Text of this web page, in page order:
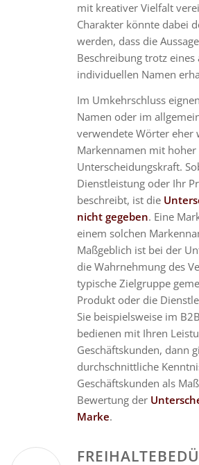
mit kreativer Vielfalt
Charakter könnte dabei
werden, dass die
Beschreibung trotz eines
individuellen Namen
Im Umkehrschluss
Namen oder im
verwendete Wörter eher
Markennamen mit hoher
Unterscheidungskraft.
Dienstleistung oder Ihr
beschreibt, ist die
nicht gegeben. Eine
einem solchen
Maßgeblich ist bei der
die Wahrnehmung des
typische Zielgruppe
Produkt oder die
Sie beispielsweise im
bedienen mit Ihren
Geschäftskunden, dann
durchschnittliche
Geschäftskunden als
Bewertung der
Marke.